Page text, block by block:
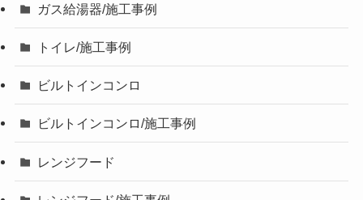
ガス給湯器/施工事例
トイレ/施工事例
ビルトインコンロ
ビルトインコンロ/施工事例
レンジフード